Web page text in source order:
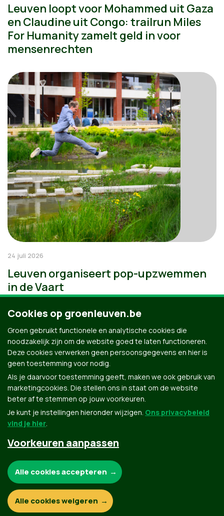
Leuven loopt voor Mohammed uit Gaza
en Claudine uit Congo: trailrun Miles
For Humanity zamelt geld in voor
mensenrechten
24 juli 2026
Leuven organiseert pop-upzwemmen
in de Vaart
Groen.be
© Copyright Groen 2026 | Gemaakt met NationBuilder
Contact Privacybeleid
Cookies op groenleuven.be
Groen gebruikt functionele en analytische cookies die
noodzakelijk zijn om de website goed te laten functioneren.
Deze cookies verwerken geen persoonsgegevens en hier is
geen toestemming voor nodig.
Als je daarvoor toestemming geeft, maken we ook gebruik van
marketingcookies. Die stellen ons in staat om de website
beter af te stemmen op jouw voorkeuren.
Je kunt je instellingen hieronder wijzigen. Ons privacybeleid
vind je hier.
Voorkeuren aanpassen
Functionele en analytische cookies:
Alle cookies accepteren
Alle cookies weigeren